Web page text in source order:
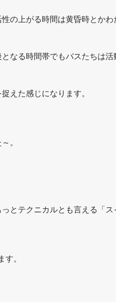
の上がる時間は黄昏時とか
なる時間帯でもバスたちは
えた感じになります。
。
とテクニカルとも言える「ス
。